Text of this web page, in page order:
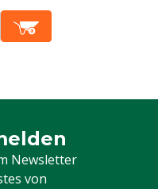
Newsletter
von
Newsletter